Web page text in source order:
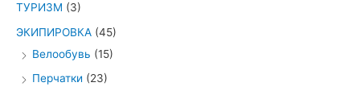
ТУРИЗМ (3)
ЭКИПИРОВКА (45)
Велообувь (15)
Перчатки (23)